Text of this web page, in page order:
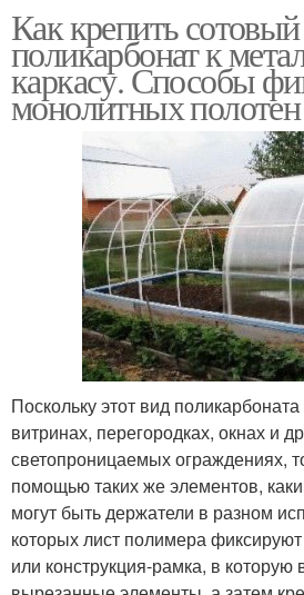
Как крепить сотовый
поликарбонат к
каркасу. Способы
монолитных полотен
Поскольку этот вид
витринах, перегородках, окнах и
светопроницаемых ограждениях,
помощью таких же элементов,
могут быть держатели в разном
которых лист полимера
или конструкция-рамка, в которую